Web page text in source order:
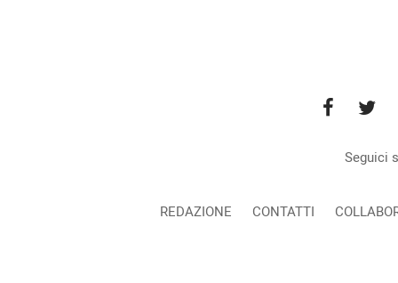
Seguici
REDAZIONE CONTATTI